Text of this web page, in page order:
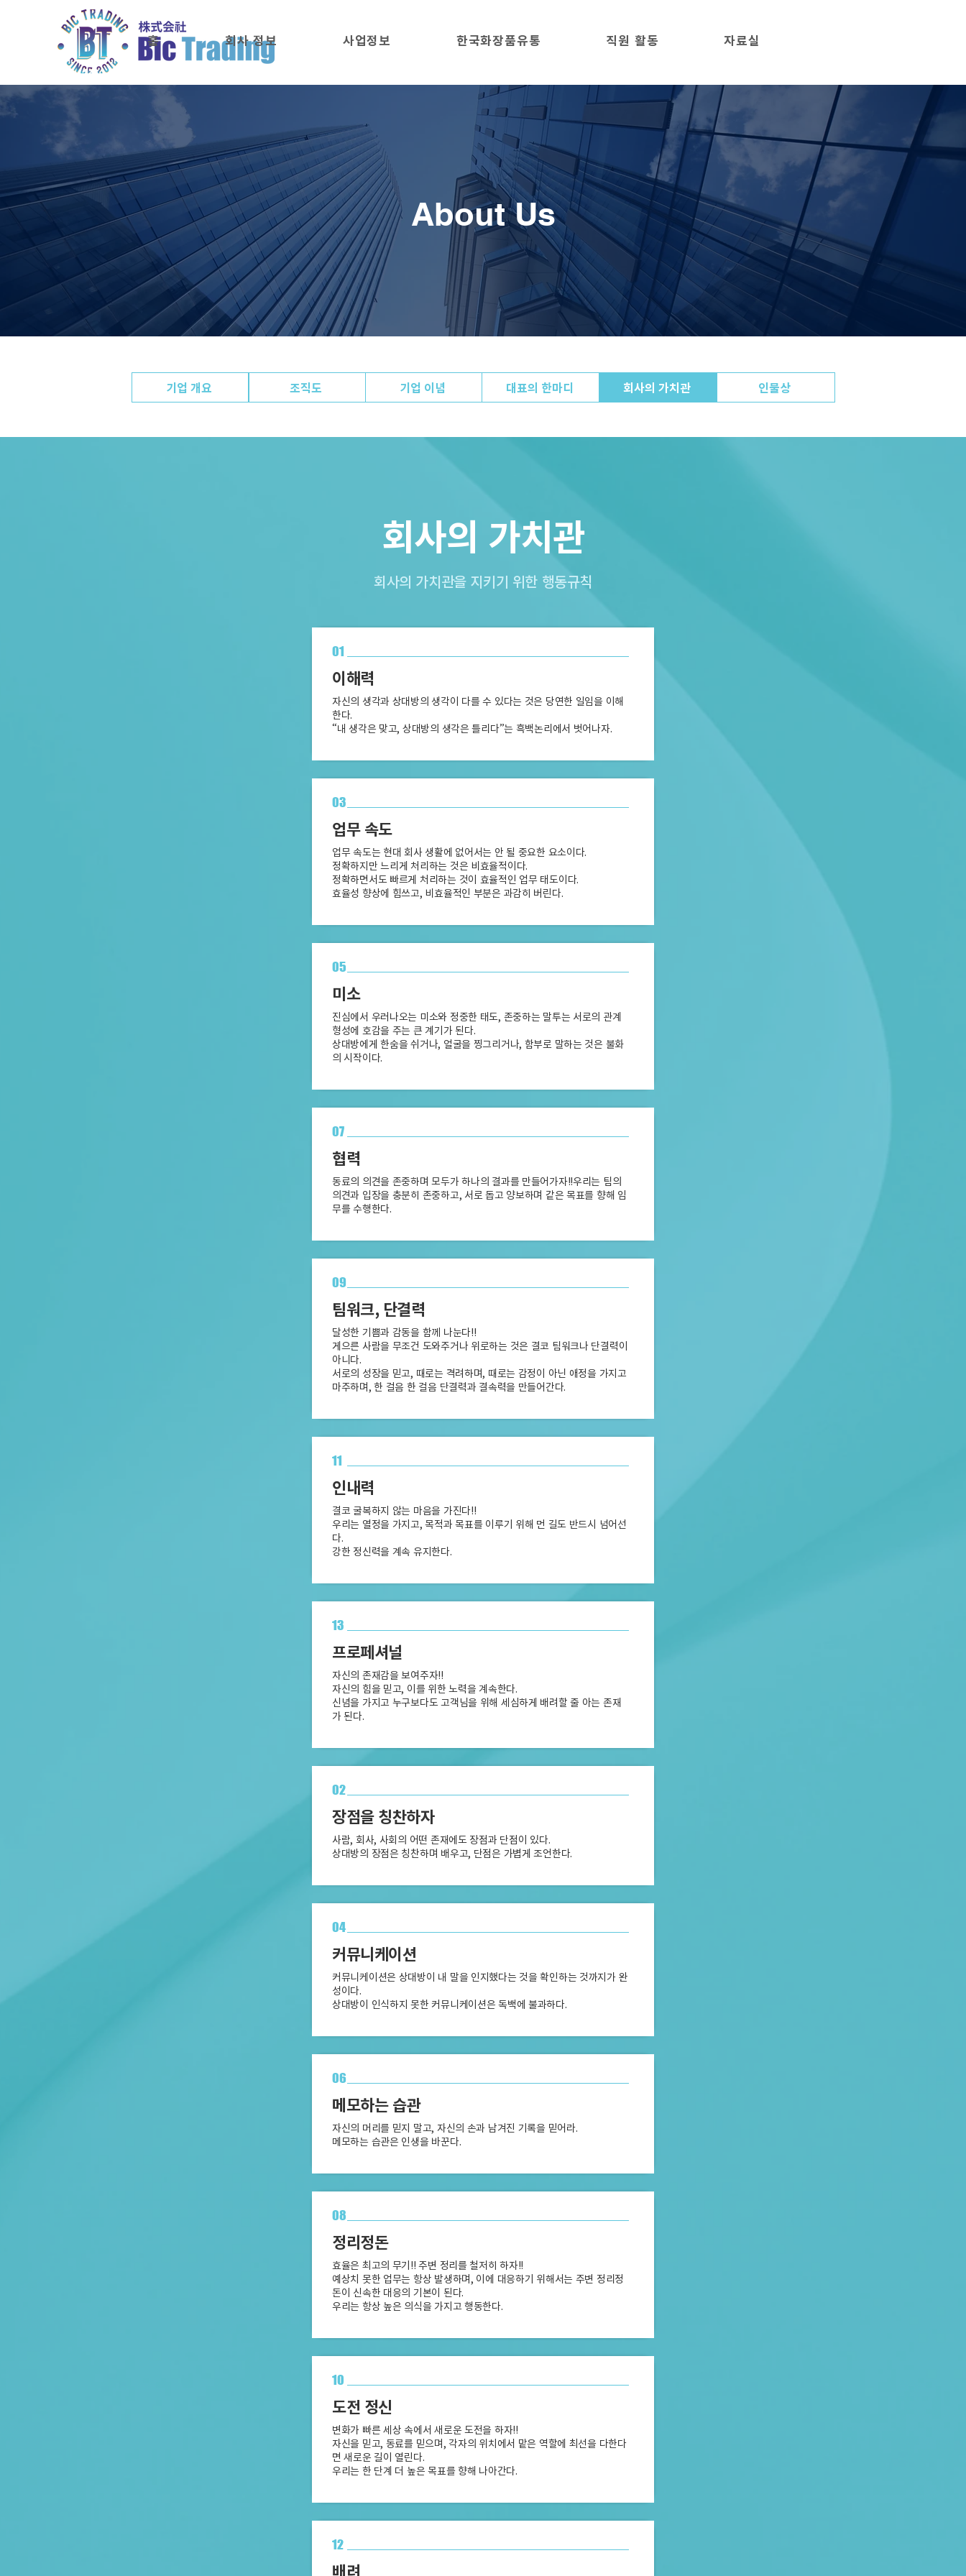
홈 회사 정보 사업정보 한국화장품유통 직원 활동 자료실
About Us
기업 개요 조직도 기업 이념 대표의 한마디 회사의 가치관 인물상
회사의 가치관
회사의 가치관을 지키기 위한 행동규칙
01
이해력
자신의 생각과 상대방의 생각이 다를 수 있다는 것은 당연한 일임을 이해
한다.
“내 생각은 맞고, 상대방의 생각은 틀리다”는 흑백논리에서 벗어나자.
03
업무 속도
업무 속도는 현대 회사 생활에 없어서는 안 될 중요한 요소이다.
정확하지만 느리게 처리하는 것은 비효율적이다.
정확하면서도 빠르게 처리하는 것이 효율적인 업무 태도이다.
효율성 향상에 힘쓰고, 비효율적인 부분은 과감히 버린다.
05
미소
진심에서 우러나오는 미소와 정중한 태도, 존중하는 말투는 서로의 관계
형성에 호감을 주는 큰 계기가 된다.
상대방에게 한숨을 쉬거나, 얼굴을 찡그리거나, 함부로 말하는 것은 불화
의 시작이다.
07
협력
동료의 의견을 존중하며 모두가 하나의 결과를 만들어가자!!우리는 팀의
의견과 입장을 충분히 존중하고, 서로 돕고 양보하며 같은 목표를 향해 임
무를 수행한다.
09
팀워크, 단결력
달성한 기쁨과 감동을 함께 나눈다!!
게으른 사람을 무조건 도와주거나 위로하는 것은 결코 팀워크나 단결력이
아니다.
서로의 성장을 믿고, 때로는 격려하며, 때로는 감정이 아닌 애정을 가지고
마주하며, 한 걸음 한 걸음 단결력과 결속력을 만들어간다.
11
인내력
결코 굴복하지 않는 마음을 가진다!!
우리는 열정을 가지고, 목적과 목표를 이루기 위해 먼 길도 반드시 넘어선
다.
강한 정신력을 계속 유지한다.
13
프로페셔널
자신의 존재감을 보여주자!!
자신의 힘을 믿고, 이를 위한 노력을 계속한다.
신념을 가지고 누구보다도 고객님을 위해 세심하게 배려할 줄 아는 존재
가 된다.
02
장점을 칭찬하자
사람, 회사, 사회의 어떤 존재에도 장점과 단점이 있다.
상대방의 장점은 칭찬하며 배우고, 단점은 가볍게 조언한다.
04
커뮤니케이션
커뮤니케이션은 상대방이 내 말을 인지했다는 것을 확인하는 것까지가 완
성이다.
상대방이 인식하지 못한 커뮤니케이션은 독백에 불과하다.
06
메모하는 습관
자신의 머리를 믿지 말고, 자신의 손과 남겨진 기록을 믿어라.
메모하는 습관은 인생을 바꾼다.
08
정리정돈
효율은 최고의 무기!! 주변 정리를 철저히 하자!!
예상치 못한 업무는 항상 발생하며, 이에 대응하기 위해서는 주변 정리정
돈이 신속한 대응의 기본이 된다.
우리는 항상 높은 의식을 가지고 행동한다.
10
도전 정신
변화가 빠른 세상 속에서 새로운 도전을 하자!!
자신을 믿고, 동료를 믿으며, 각자의 위치에서 맡은 역할에 최선을 다한다
면 새로운 길이 열린다.
우리는 한 단계 더 높은 목표를 향해 나아간다.
12
배려